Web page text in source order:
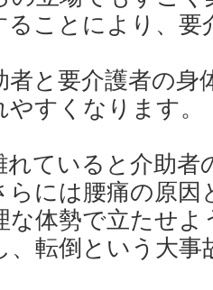
ことにより、要
と要介護者の身
すくなります。
れていると介助者
らには腰痛の原因
な体勢で立たせ
、転倒という大